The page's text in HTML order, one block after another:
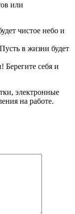
или
чистое небо и
в жизни будет
себя и
электронные
на работе.